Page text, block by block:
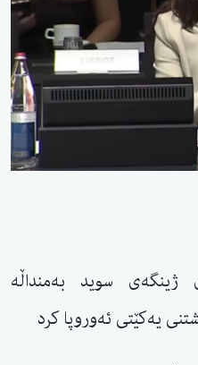
ژینگەی سوید بەمنداڵە
یەكێتی ئەوروپا كرد